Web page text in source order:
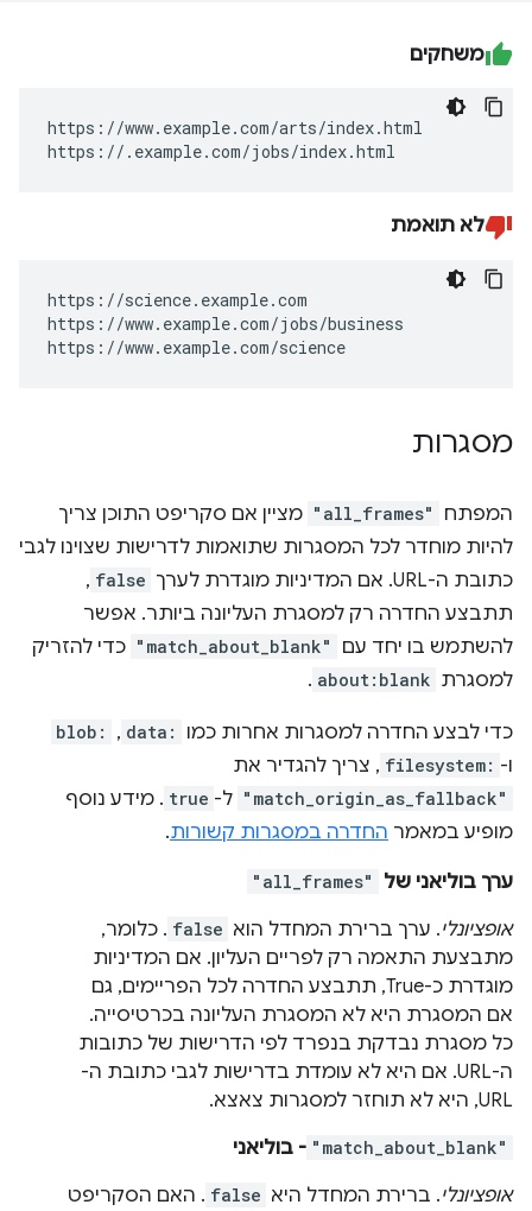
משחקים
https://www.example.com/arts/index.html
https://.example.com/jobs/index.html
לא תואמת
https://science.example.com
https://www.example.com/jobs/business
https://www.example.com/science
מסגרות
המפתח "all_frames" מציין אם סקריפט התוכן צריך
להיות מוחדר לכל המסגרות שתואמות לדרישות שצוינו לגבי
כתובת ה-URL. אם המדיניות מוגדרת לערך
false
,
תתבצע החדרה רק למסגרת העליונה ביותר. אפשר
להשתמש בו יחד עם
"match_about_blank" כדי להזריק
למסגרת about:blank
.
כדי לבצע החדרה למסגרות אחרות כמו data:
,
blob:
ו- filesystem: , צריך להגדיר את
"match_origin_as_fallback" ל- true . מידע נוסף
מופיע במאמר החדרה במסגרות קשורות.
ערך בוליאני של "all_frames"
אופציונלי. ערך ברירת המחדל הוא false . כלומר,
מתבצעת התאמה רק לפריים העליון. אם המדיניות
מוגדרת כ-True, תתבצע החדרה לכל הפריימים, גם
אם המסגרת היא לא המסגרת העליונה בכרטיסייה.
כל מסגרת נבדקת בנפרד לפי הדרישות של כתובות
ה-URL. אם היא לא עומדת בדרישות לגבי כתובת ה-
URL, היא לא תוחזר למסגרות צאצא.
"match_about_blank" - בוליאני
אופציונלי. ברירת המחדל היא false . האם הסקריפט